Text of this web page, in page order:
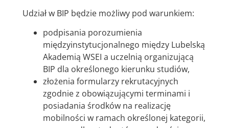
Udział w BIP będzie możliwy pod warunkiem:
podpisania porozumienia
międzyinstytucjonalnego między Lubelską
Akademią WSEI a uczelnią organizującą
BIP dla określonego kierunku studiów,
złożenia formularzy rekrutacyjnych
zgodnie z obowiązującymi terminami i
posiadania środków na realizację
mobilności w ramach określonej kategorii,